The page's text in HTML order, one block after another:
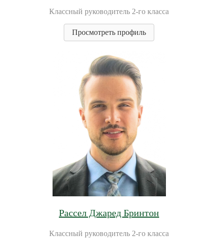
Классный руководитель 2-го класса
Просмотреть профиль
Рассел Джаред Бринтон
Классный руководитель 2-го класса